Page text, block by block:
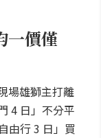
一價僅
場雄獅主打離
4 日」不分平
由行 3 日」買